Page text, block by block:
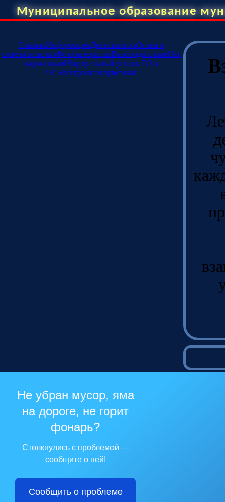
Муниципальное образование
ГлавнаяИнформацияДеятельностьОпека и
попечительствоФотоматериалыВзаимодействиеНет
наркотикам!Виртуальный уголок ГО и
ЧСЭлектронная приемная
Не убран мусор, яма
на дороге, не горит
фонарь?
Столкнулись с проблемой —
сообщите о ней!
Сообщить о проблеме